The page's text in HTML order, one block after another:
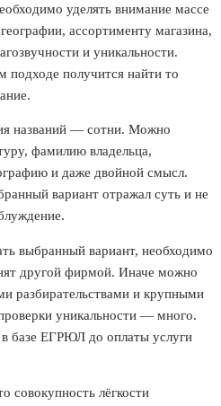
уделять внимание массе
ассортименту магазина,
и уникальности.
подходе получится найти то
названий — сотни. Можно
фамилию владельца,
и даже двойной смысл.
вариант отражал суть и не
выбранный вариант, необходимо
другой фирмой. Иначе можно
разбирательствами и крупными
уникальности — много.
в базе ЕГРЮЛ до оплаты услуги
совокупность лёгкости